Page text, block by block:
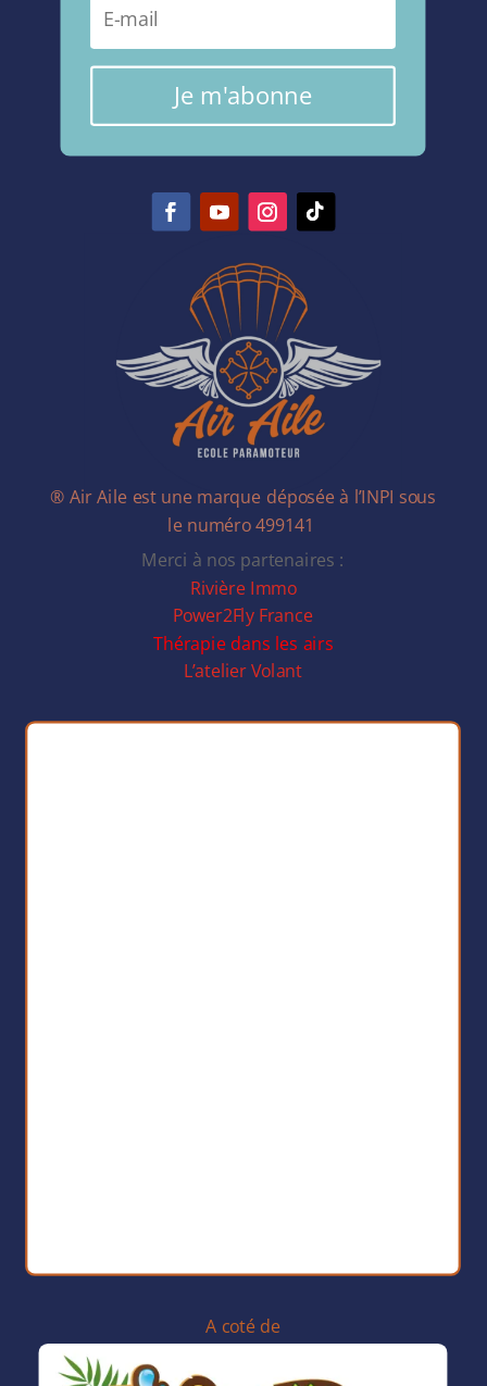
Je m'abonne
® Air Aile est une marque déposée à l’INPI sous
le numéro 499141
Merci à nos partenaires :
Rivière Immo
Power2Fly France
Thérapie dans les airs
L’atelier Volant
A coté de